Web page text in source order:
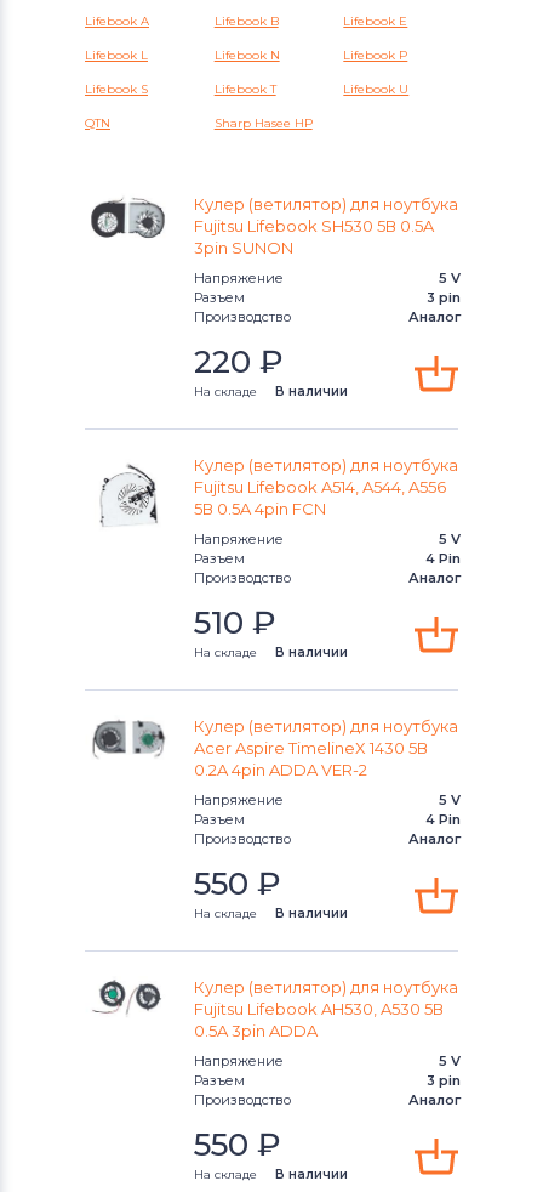
Вентиляторы (кулеры) Gigabyte
Вентиляторы (кулеры) Клавиатуры
Вентиляторы (кулеры)Hannspree
Вентиляторы (кулеры)
Аккумуляторы для радиостанций
Вентиляторы (кулеры)Vizio
Вентиляторы (кулеры)Lenovo
Вентиляторы (кулеры)
Вентиляторы (кулеры)
Вентиляторы (кулеры)HP
Вентиляторы (кулеры)
Вентиляторы (кулеры)Compaq
Вентиляторы (кулеры)
Вентиляторы (кулеры)
Вентиляторы (кулеры)IBM
Вентиляторы (кулеры)Viewsonic
Вентиляторы (кулеры)
Вентиляторы (кулеры)
Lifebook A Lifebook B Lifebook E
Lifebook L Lifebook N Lifebook P
Lifebook S Lifebook T Lifebook U
QTN Sharp Hasee HP
Кулер (ветилятор) для ноутбука
Fujitsu Lifebook SH530 5В 0.5A
3pin SUNON
Напряжение
5 V
Разъем
3 pin
Производство
Аналог
220 ₽
На складе В наличии
Кулер (ветилятор) для ноутбука
Fujitsu Lifebook A514, A544, A556
5В 0.5A 4pin FCN
Напряжение
5 V
Разъем
4 Pin
Производство
Аналог
510 ₽
На складе В наличии
Кулер (ветилятор) для ноутбука
Acer Aspire TimelineX 1430 5В
0.2A 4pin ADDA VER-2
Напряжение
5 V
Разъем
4 Pin
Производство
Аналог
550 ₽
На складе В наличии
Кулер (ветилятор) для ноутбука
Fujitsu Lifebook AH530, A530 5В
0.5A 3pin ADDA
Напряжение
5 V
Разъем
3 pin
Производство
Аналог
550 ₽
На складе В наличии